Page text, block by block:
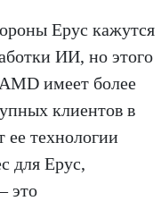
Epyc кажутся
ИИ, но этого
имеет более
клиентов в
технологии
для Epyc,
это